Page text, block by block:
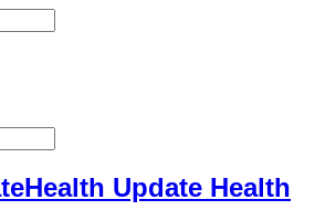
Health Update Health